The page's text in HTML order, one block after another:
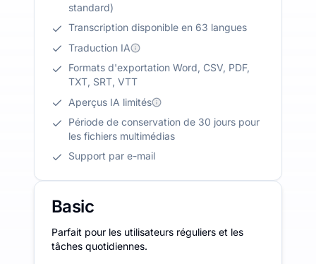
standard)
Transcription disponible en 63 langues
Traduction IA
Formats d'exportation Word, CSV, PDF,
TXT, SRT, VTT
Aperçus IA limités
Période de conservation de 30 jours pour
les fichiers multimédias
Support par e-mail
Basic
Parfait pour les utilisateurs réguliers et les
tâches quotidiennes.